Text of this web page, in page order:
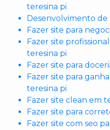
teresina pi
Desenvolvimento de
Fazer site para
Fazer site
teresina pi
Fazer site para
Fazer site para
teresina pi
Fazer site clean em
Fazer site para
Fazer site com seo